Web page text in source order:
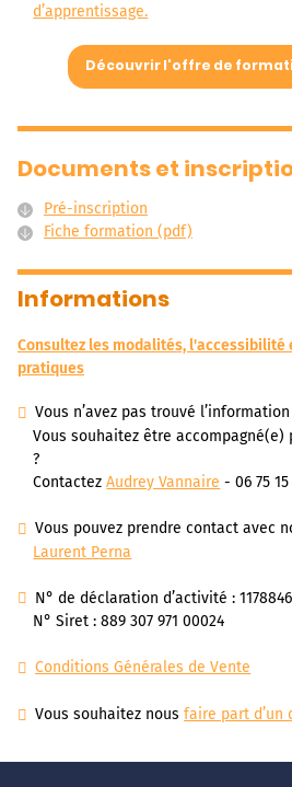
d’apprentissage.
Découvrir l'offre de
Documents et
Pré-inscription
Fiche formation (pdf)
Informations
Consultez les modalités,
pratiques
Vous n’avez pas trouvé
Vous souhaitez être
?
ContactezAudrey Vannaire - 06 75 15
Vous pouvez prendre contact avec
Laurent Perna
N° de déclaration d’activité :
N° Siret : 889 307 971 00024
Conditions Générales de Vente
Vous souhaitez nousfaire part d’un